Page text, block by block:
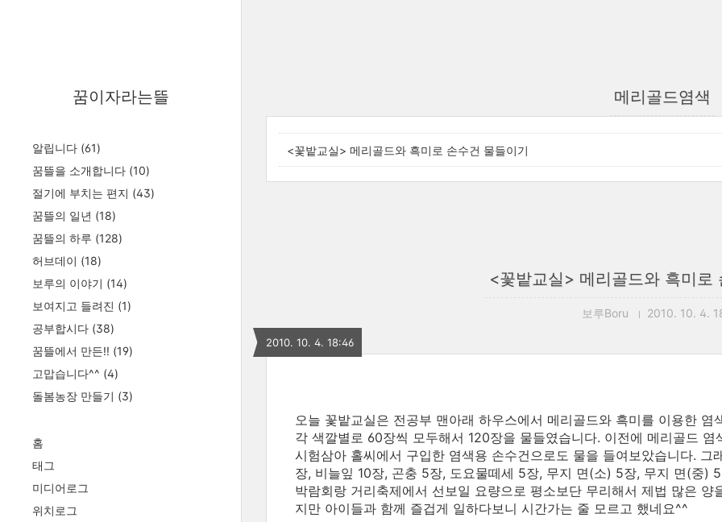
꿈이자라는뜰
알립니다 (61)
꿈뜰을 소개합니다 (10)
절기에 부치는 편지 (43)
꿈뜰의 일년 (18)
꿈뜰의 하루 (128)
허브데이 (18)
보루의 이야기 (14)
보여지고 들려진 (1)
공부합시다 (38)
꿈뜰에서 만든!! (19)
고맙습니다^^ (4)
돌봄농장 만들기 (3)
홈
태그
미디어로그
위치로그
메리골드염색
<꽃밭교실> 메리골드와 흑미로 손수건 물들이기
<꽃밭교실> 메리골드와 흑미로
보루Boru 2010. 10. 4.
2010. 10. 4. 18:46
오늘 꽃밭교실은 전공부 맨아래 하우스에서 메리골드와 흑미를 이용한
각 색깔별로 60장씩 모두해서 120장을 물들였습니다. 이전에 메리골드
시험삼아 홀씨에서 구입한 염색용 손수건으로도 물을 들여보았습니다.
장, 비늘잎 10장, 곤충 5장, 도요물떼세 5장, 무지 면(소) 5장, 무지 면(중)
박람회랑 거리축제에서 선보일 요량으로 평소보단 무리해서 제법 많은
지만 아이들과 함께 즐겁게 일하다보니 시간가는 줄 모르고 했네요^^